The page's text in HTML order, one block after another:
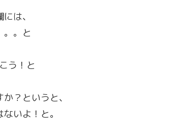
は、
。。と
う！と
？というと、
いよ！と。